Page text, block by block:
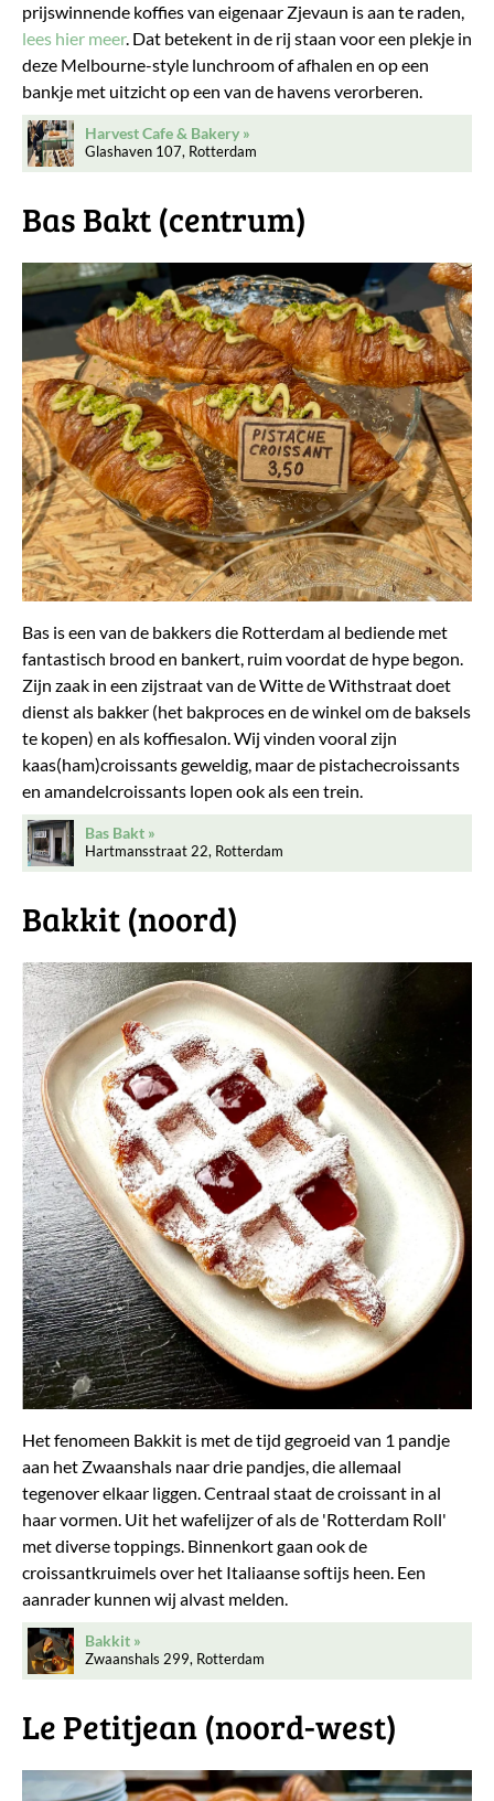
prijswinnende koffies van eigenaar Zjevaun is aan te raden,
lees hier meer. Dat betekent in de rij staan voor een plekje in
deze Melbourne-style lunchroom of afhalen en op een
bankje met uitzicht op een van de havens verorberen.
Harvest Cafe & Bakery
Glashaven 107, Rotterdam
Bas Bakt (centrum)
​Bas is een van de bakkers die Rotterdam al bediende met
fantastisch brood en bankert, ruim voordat de hype begon.
Zijn zaak in een zijstraat van de Witte de Withstraat doet
dienst als bakker (het bakproces en de winkel om de baksels
te kopen) en als koffiesalon. Wij vinden vooral zijn
kaas(ham)croissants geweldig, maar de pistachecroissants
en amandelcroissants lopen ook als een trein.
Bas Bakt
Hartmansstraat 22, Rotterdam
Bakkit (noord)
Het fenomeen Bakkit is met de tijd gegroeid van 1 pandje
aan het Zwaanshals naar drie pandjes, die allemaal
tegenover elkaar liggen. Centraal staat de croissant in al
haar vormen. Uit het wafelijzer of als de 'Rotterdam Roll'
met diverse toppings. Binnenkort gaan ook de
croissantkruimels over het Italiaanse softijs heen. Een
aanrader kunnen wij alvast melden.
Bakkit
Zwaanshals 299, Rotterdam
Le Petitjean (noord-west)